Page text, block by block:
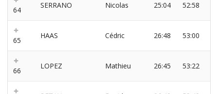
64
SERRANO Nicolas 25:04 52:58
65
HAAS Cédric 26:48 53:00
66
LOPEZ Mathieu 26:45 53:22